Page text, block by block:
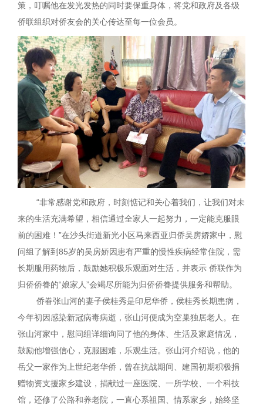
策，叮嘱他在发光发热的同时要保重身体，将党和政府及各级
侨联组织对侨友会的关心传达至每一位会员。
“非常感谢党和政府，时刻惦记和关心着我们，让我们对未
来的生活充满希望，相信通过全家人一起努力，一定能克服眼
前的困难！”在沙头街道新光小区马来西亚归侨吴房娇家中，慰
问组了解到85岁的吴房娇因患有严重的慢性疾病经常住院，需
长期服用药物后，鼓励她积极乐观面对生活，并表示 侨联作为
归侨侨眷的“娘家人”会竭尽所能为归侨侨眷提供服务和帮助。
侨眷张山河的妻子侯桂秀是印尼华侨，侯桂秀长期患病，
今年初因感染新冠病毒病逝，张山河便成为空巢独居老人。在
张山河家中，慰问组详细询问了他的身体、生活及家庭情况，
鼓励他增强信心，克服困难，乐观生活。张山河介绍说，他的
岳父一家作为上世纪老华侨，曾在抗战期间、建国初期积极捐
赠物资支援家乡建设，捐献过一座医院、一所学校、一个科技
馆，还修了公路和养老院，一直心系祖国、情系家乡，始终坚